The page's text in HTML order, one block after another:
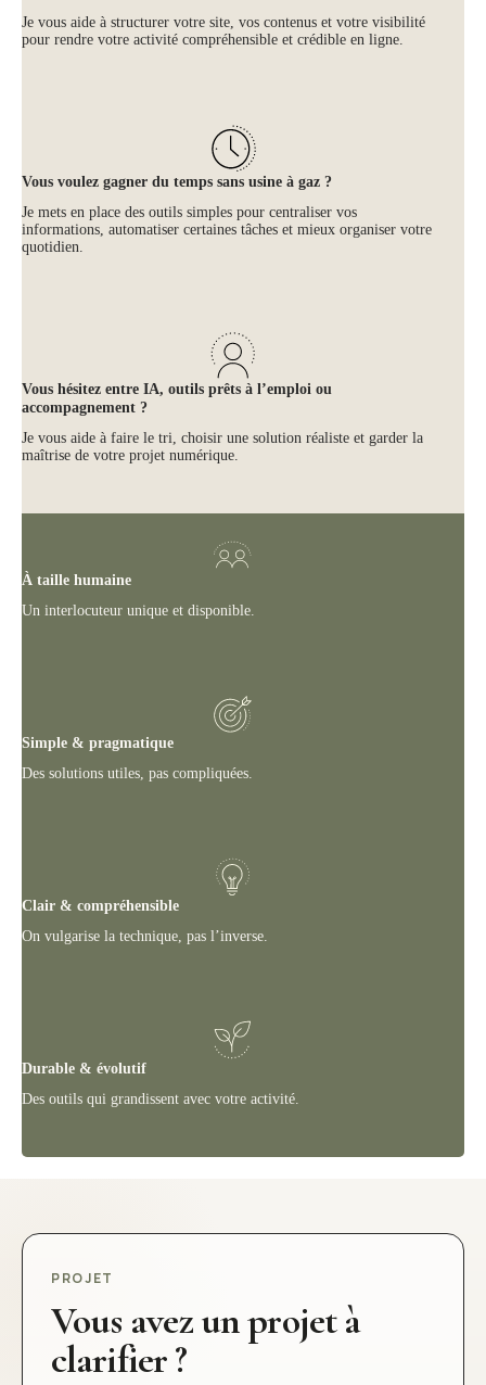
Je vous aide à structurer votre site, vos contenus et votre visibilité
pour rendre votre activité compréhensible et crédible en ligne.
Vous voulez gagner du temps sans usine à gaz ?
Je mets en place des outils simples pour centraliser vos
informations, automatiser certaines tâches et mieux organiser votre
quotidien.
Vous hésitez entre IA, outils prêts à l’emploi ou
accompagnement ?
Je vous aide à faire le tri, choisir une solution réaliste et garder la
maîtrise de votre projet numérique.
À taille humaine
Un interlocuteur unique et disponible.
Simple & pragmatique
Des solutions utiles, pas compliquées.
Clair & compréhensible
On vulgarise la technique, pas l’inverse.
Durable & évolutif
Des outils qui grandissent avec votre activité.
PROJET
Vous avez un projet à
clarifier ?